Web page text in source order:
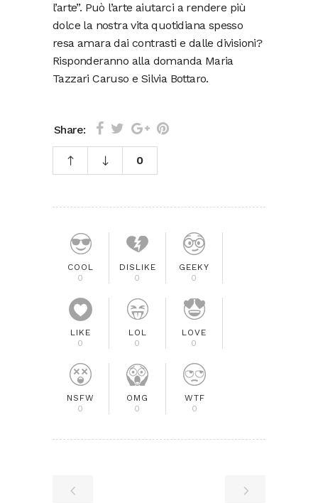
l’arte”. Può l’arte aiutarci a rendere più
dolce la nostra vita quotidiana spesso
resa amara dai contrasti e dalle divisioni?
Risponderanno alla domanda Maria
Tazzari Caruso e Silvia Bottaro.
Share:
0
COOL
0
DISLIKE
0
GEEKY
0
LIKE
0
LOL
0
LOVE
0
NSFW
0
OMG
0
WTF
0